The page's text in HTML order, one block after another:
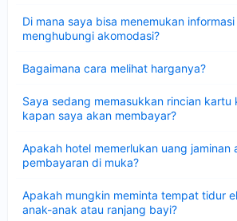
Di mana saya bisa menemukan
menghubungi akomodasi?
Bagaimana cara melihat harganya?
Saya sedang memasukkan rincian kartu
kapan saya akan membayar?
Apakah hotel memerlukan uang jaminan
pembayaran di muka?
Apakah mungkin meminta tempat tidur
anak-anak atau ranjang bayi?